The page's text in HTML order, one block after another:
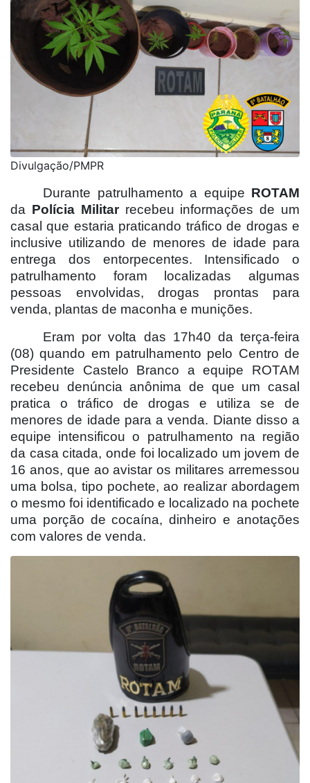
Divulgação/PMPR
Durante patrulhamento a equipe ROTAM
da Polícia Militarrecebeu informações de um
casal que estaria praticando tráfico de drogas e
inclusive utilizando de menores de idade para
entrega dos entorpecentes. Intensificado o
patrulhamento foram localizadas algumas
pessoas envolvidas, drogas prontas para
venda, plantas de maconha e munições.
Eram por volta das 17h40 da terça-feira
(08) quando em patrulhamento pelo Centro de
Presidente Castelo Branco a equipe ROTAM
recebeu denúncia anônima de que um casal
pratica o tráfico de drogas e utiliza se de
menores de idade para a venda. Diante disso a
equipe intensificou o patrulhamento na região
da casa citada, onde foi localizado um jovem de
16 anos, que ao avistar os militares arremessou
uma bolsa, tipo pochete, ao realizar abordagem
o mesmo foi identificado e localizado na pochete
uma porção de cocaína, dinheiro e anotações
com valores de venda.